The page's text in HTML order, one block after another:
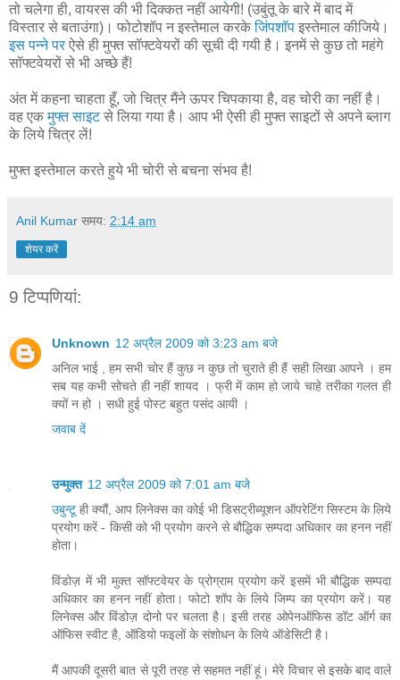
तो चलेगा ही, वायरस की भी दिक्कत नहीं आयेगी! (उबुंतू के बारे में बाद में
विस्तार से बताउंगा)। फोटोशॉप न इस्तेमाल करकेजिंपशॉप इस्तेमाल कीजिये।
इस पन्ने पर ऐसे ही मुफ्त सॉफ्टवेयरों की सूची दी गयी है। इनमें से कुछ तो महंगे
सॉफ्टवेयरों से भी अच्छे हैं!
अंत में कहना चाहता हूँ, जो चित्र मैंने ऊपर चिपकाया है, वह चोरी का नहीं है।
वह एकमुफ्त साइटसे लिया गया है। आप भी ऐसी ही मुफ्त साइटों से अपने ब्लाग
के लिये चित्र लें!
मुफ्त इस्तेमाल करते हुये भी चोरी से बचना संभव है!
Anil Kumar समय: 2:14 am
शेयर करें
9 टिप्‍पणियां:
Unknown 12 अप्रैल 2009 को 3:23 am बजे
अनिल भाई , हम सभी चोर हैं कुछ न कुछ तो चुराते ही हैं सही लिखा आपने । हम
सब यह कभी सोचते ही नहीं शायद । फ्री में काम हो जाये चाहे तरीका गलत ही
क्यों न हो । सधी हुई पोस्ट बहुत पसंद आयी ।
जवाब दें
उन्मुक्त 12 अप्रैल 2009 को 7:01 am बजे
उबुन्टू ही क्यौं, आप लिनेक्स का कोई भी डिसट्रीब्यूशन ऑपरेटिंग सिस्टम के लिये
प्रयोग करें - किसी को भी प्रयोग करने से बौद्धिक सम्पदा अधिकार का हनन नहीं
होता।
विंडोज़ में भी मुक्त सॉफ्टवेयर के प्रोग्राम प्रयोग करें इसमें भी बौद्धिक सम्पदा
अधिकार का हनन नहीं होता। फोटो शॉप के लिये जिम्प का प्रयोग करें। यह
लिनेक्स और विंडोज़ दोनो पर चलता है। इसी तरह ओपेनऑफिस डॉट ऑर्ग का
ऑफिस स्वीट है, ऑडियो फइलों के संशोधन के लिये ऑडेसिटी है।
मैं आपकी दूसरी बात से पूरी तरह से सहमत नहीं हूं। मेरे विचार से इसके बाद वाले